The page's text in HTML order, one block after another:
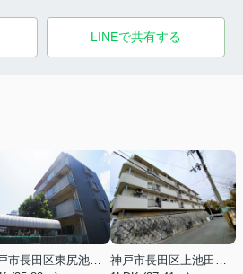
LINEで共有する
神戸市長田区東尻池町２丁目
神戸市長田区上池田４丁目